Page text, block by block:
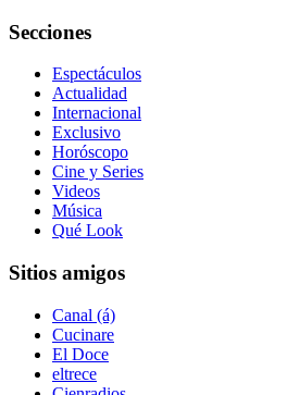
Secciones
Espectáculos
Actualidad
Internacional
Exclusivo
Horóscopo
Cine y Series
Videos
Música
Qué Look
Sitios amigos
Canal (á)
Cucinare
El Doce
eltrece